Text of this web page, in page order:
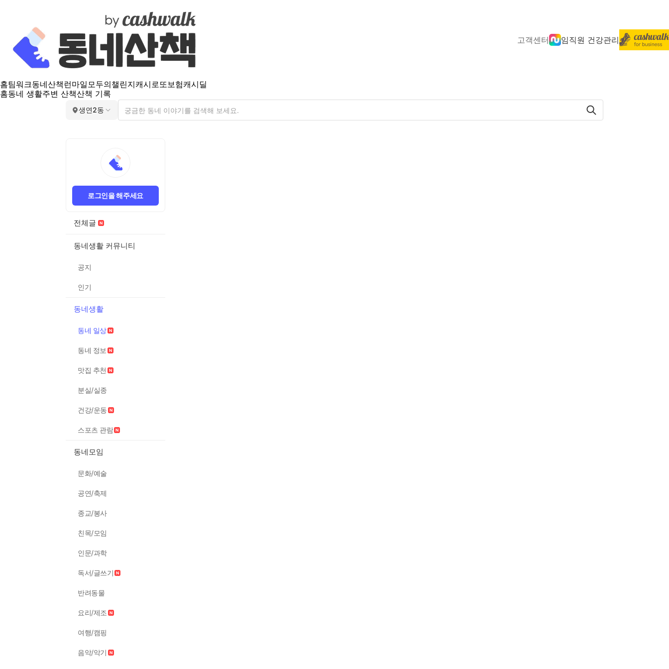
고객센터 임직원 건강관리
홈팀워크동네산책 런마일모두의챌린지캐시로또보험캐시딜
홈동네 생활주변 산책산책 기록
생연2동
로그인을 해주세요
전체글
동네생활 커뮤니티
공지
인기
동네생활
동네 일상
동네 정보
맛집 추천
분실/실종
건강/운동
스포츠 관람
동네모임
문화/예술
공연/축제
종교/봉사
친목/모임
인문/과학
독서/글쓰기
반려동물
요리/제조
여행/캠핑
음악/악기